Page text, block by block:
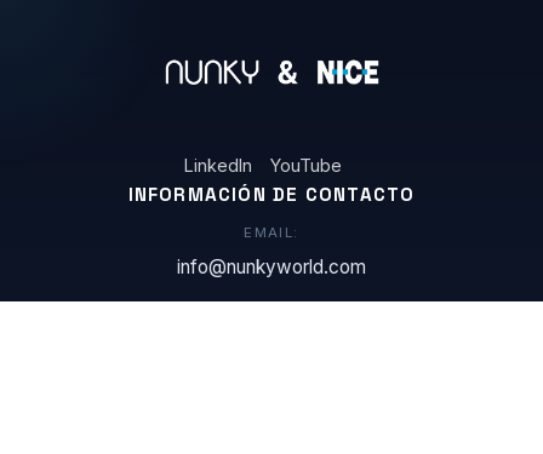
LinkedIn YouTube
INFORMACIÓN DE CONTACTO
EMAIL:
info@nunkyworld.com